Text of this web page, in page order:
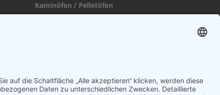
Kaminöfen / Pelletöfen
Broschüre